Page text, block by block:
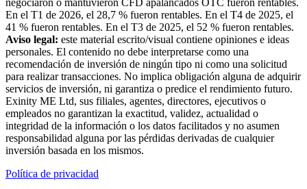
negociaron o mantuvieron CFD apalancados OTC fueron rentables.
En el T1 de 2026, el 28,7 % fueron rentables. En el T4 de 2025, el
41 % fueron rentables. En el T3 de 2025, el 52 % fueron rentables.
Aviso legal: este material escrito/visual contiene opiniones e ideas
personales. El contenido no debe interpretarse como una
recomendación de inversión de ningún tipo ni como una solicitud
para realizar transacciones. No implica obligación alguna de adquirir
servicios de inversión, ni garantiza o predice el rendimiento futuro.
Exinity ME Ltd, sus filiales, agentes, directores, ejecutivos o
empleados no garantizan la exactitud, validez, actualidad o
integridad de la información o los datos facilitados y no asumen
responsabilidad alguna por las pérdidas derivadas de cualquier
inversión basada en los mismos.
Política de privacidad